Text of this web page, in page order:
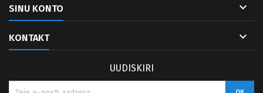
SINU KONTO 
KONTAKT 
UUDISKIRI